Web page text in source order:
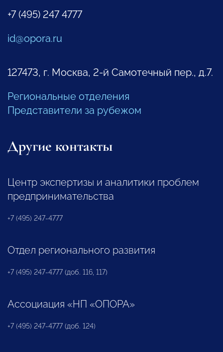
+7 (495) 247 4777
id@opora.ru
127473, г. Москва, 2-й Самотечный пер., д.7.
Региональные отделения
Представители за рубежом
Другие контакты
Центр экспертизы и аналитики проблем
предпринимательства
+7 (495) 247-4777
Отдел регионального развития
+7 (495) 247-4777 (доб. 116, 117)
Ассоциация «НП «ОПОРА»
+7 (495) 247-4777 (доб. 124)